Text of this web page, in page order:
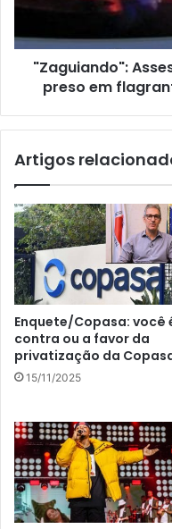
é
em
flagrante
"Zaguiando":
preso em
Artigos
Enquete/Copasa: você
contra ou a favor da
privatização da
15/11/2025